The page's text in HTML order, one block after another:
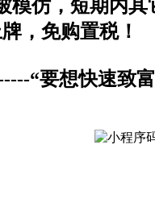
仿，短期内
，免购置税！
“要想快速致